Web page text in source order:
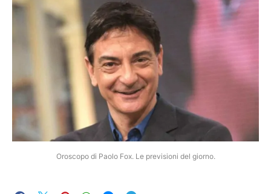
Oroscopo di Paolo Fox. Le previsioni del giorno.